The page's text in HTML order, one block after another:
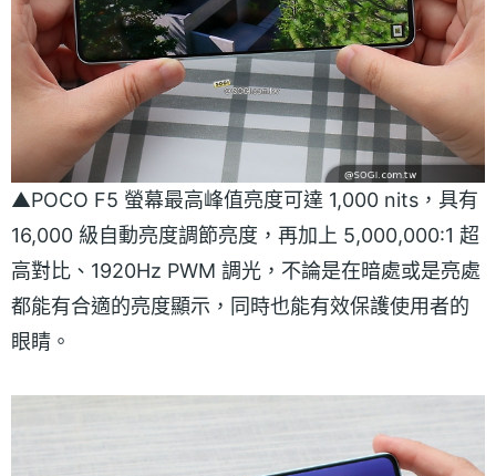
▲POCO F5 螢幕最高峰值亮度可達 1,000 nits，具有
16,000 級自動亮度調節亮度，再加上 5,000,000:1 超
高對比、1920Hz PWM 調光，不論是在暗處或是亮處
都能有合適的亮度顯示，同時也能有效保護使用者的
眼睛。